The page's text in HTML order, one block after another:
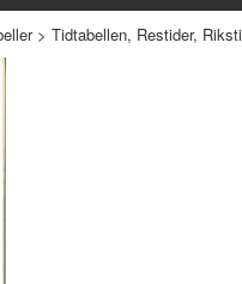
> Tidtabellen, Restider,